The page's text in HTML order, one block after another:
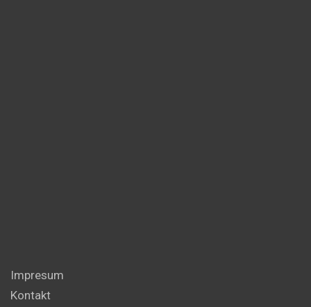
Impresum
Kontakt